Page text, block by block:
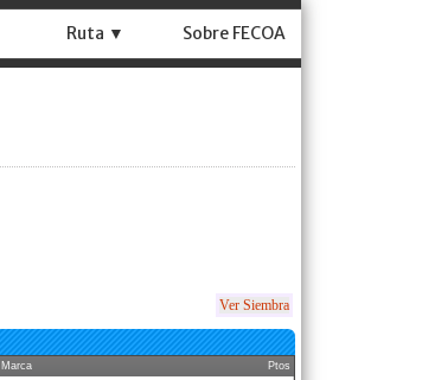
Ruta ▼ Sobre FECOA
Ver Siembra
Marca Ptos